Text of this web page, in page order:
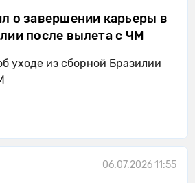
о завершении карьеры в
после вылета с ЧМ
уходе из сборной Бразилии
06.07.2026 11:55